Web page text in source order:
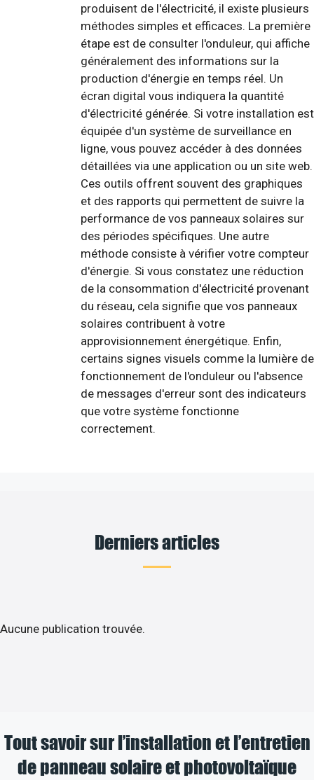
produisent de l'électricité, il existe plusieurs
méthodes simples et efficaces. La première
étape est de consulter l'onduleur, qui affiche
généralement des informations sur la
production d'énergie en temps réel. Un
écran digital vous indiquera la quantité
d'électricité générée. Si votre installation est
équipée d'un système de surveillance en
ligne, vous pouvez accéder à des données
détaillées via une application ou un site web.
Ces outils offrent souvent des graphiques
et des rapports qui permettent de suivre la
performance de vos panneaux solaires sur
des périodes spécifiques. Une autre
méthode consiste à vérifier votre compteur
d'énergie. Si vous constatez une réduction
de la consommation d'électricité provenant
du réseau, cela signifie que vos panneaux
solaires contribuent à votre
approvisionnement énergétique. Enfin,
certains signes visuels comme la lumière de
fonctionnement de l'onduleur ou l'absence
de messages d'erreur sont des indicateurs
que votre système fonctionne
correctement.
Derniers articles
Aucune publication trouvée.
Tout savoir sur l’installation et l’entretien
de panneau solaire et photovoltaïque